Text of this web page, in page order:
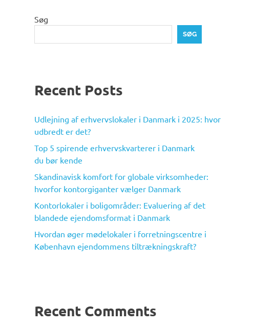
Søg
SØG
Recent Posts
Udlejning af erhvervslokaler i Danmark i 2025: hvor
udbredt er det?
Top 5 spirende erhvervskvarterer i Danmark
du bør kende
Skandinavisk komfort for globale virksomheder:
hvorfor kontorgiganter vælger Danmark
Kontorlokaler i boligområder: Evaluering af det
blandede ejendomsformat i Danmark
Hvordan øger mødelokaler i forretningscentre i
København ejendommens tiltrækningskraft?
Recent Comments